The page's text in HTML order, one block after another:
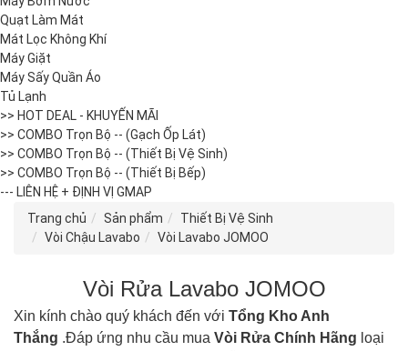
Quạt Làm Mát
Mát Lọc Không Khí
Máy Giặt
Máy Sấy Quần Áo
Tủ Lạnh
>> HOT DEAL - KHUYẾN MÃI
>> COMBO Trọn Bộ -- (Gạch Ốp Lát)
>> COMBO Trọn Bộ -- (Thiết Bị Vệ Sinh)
>> COMBO Trọn Bộ -- (Thiết Bị Bếp)
--- LIÊN HỆ + ĐỊNH VỊ GMAP
Trang chủ
Sản phẩm
Thiết Bị Vệ Sinh
Vòi Chậu Lavabo
Vòi Lavabo JOMOO
Vòi Rửa Lavabo JOMOO
Xin kính chào quý khách đến với Tổng Kho Anh
Thắng .Đáp ứng nhu cầu mua Vòi Rửa Chính Hãng loại